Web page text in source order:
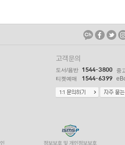
고객문의
도서/음반 1544-3800 중
티켓예매 1544-6399